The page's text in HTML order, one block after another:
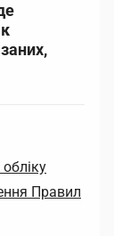
Правил